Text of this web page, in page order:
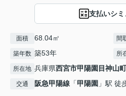
支払いシ
面積 68.04㎡ 間
築年数 築53年 所
所在地 兵庫県西宮市甲陽園目神山町
交通 阪急甲陽線 「甲陽園 」駅 徒